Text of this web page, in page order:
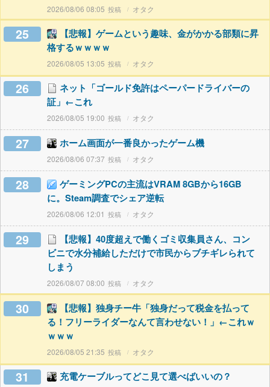
2026/08/06 08:05 オタク
25
【悲報】ゲームという趣味、金がかかる部類に昇
格するｗｗｗｗ
2026/08/05 13:05 オタク
26
ネット「ゴールド免許はペーパードライバーの
証」←これ
2026/08/05 19:00 オタク
27 ホーム画面が一番良かったゲーム機
2026/08/06 07:37 オタク
28
ゲーミングPCの主流はVRAM 8GBから16GB
に。Steam調査でシェア逆転
2026/08/06 12:01 オタク
29
【悲報】40度超えで働くゴミ収集員さん、コン
ビニで水分補給しただけで市民からブチギレられて
しまう
2026/08/07 08:00 オタク
30
【悲報】独身チー牛「独身だって税金を払って
る！フリーライダーなんて言わせない！」←これｗ
ｗｗｗ
2026/08/05 21:35 オタク
31 充電ケーブルってどこ見て選べばいいの？